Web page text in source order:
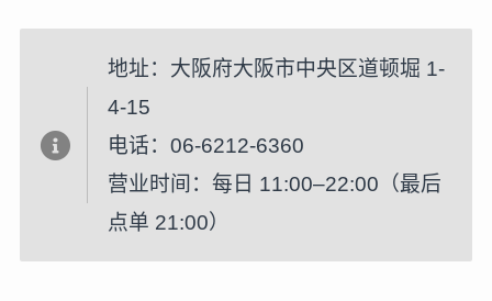
地址：大阪府大阪市中央区道顿堀 1-
4-15
电话：06-6212-6360
营业时间：每日 11:00–22:00（最后
点单 21:00）